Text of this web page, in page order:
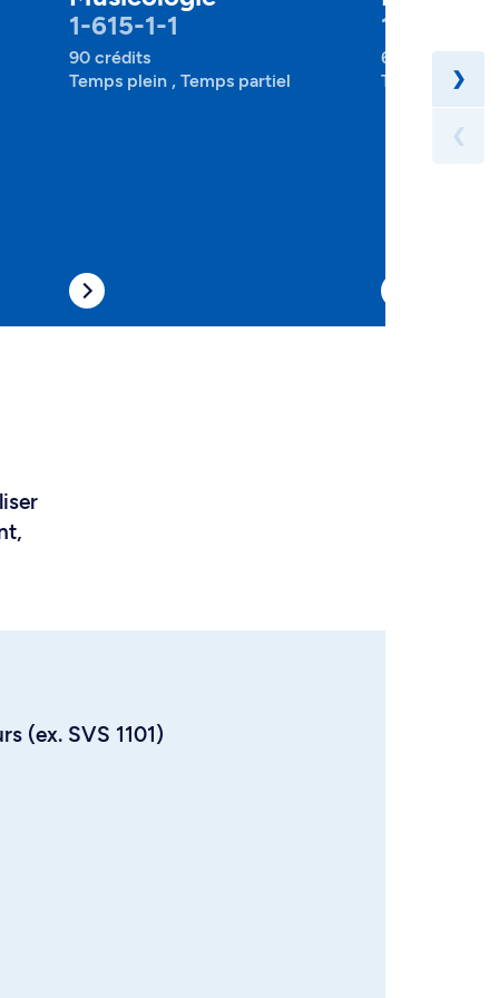
1-615-1-1
90 crédits
Temps plein , Temps partiel
1-615-2-1
60 crédits
Temps plein ,
❯
❮
(ex. SVS 1101)